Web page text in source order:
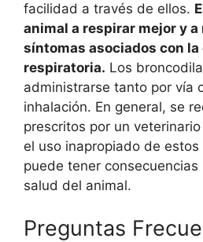
facilidad a través de ellos.
animal a respirar mejor y
síntomas asociados con
respiratoria. Los
administrarse tanto por vía
inhalación. En general, se
prescritos por un
el uso inapropiado de
puede tener
salud del animal.
Preguntas